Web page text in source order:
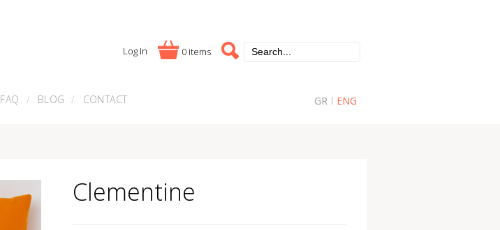
Log In 0 items
GR ENG
FAQ BLOG CONTACT
Clementine